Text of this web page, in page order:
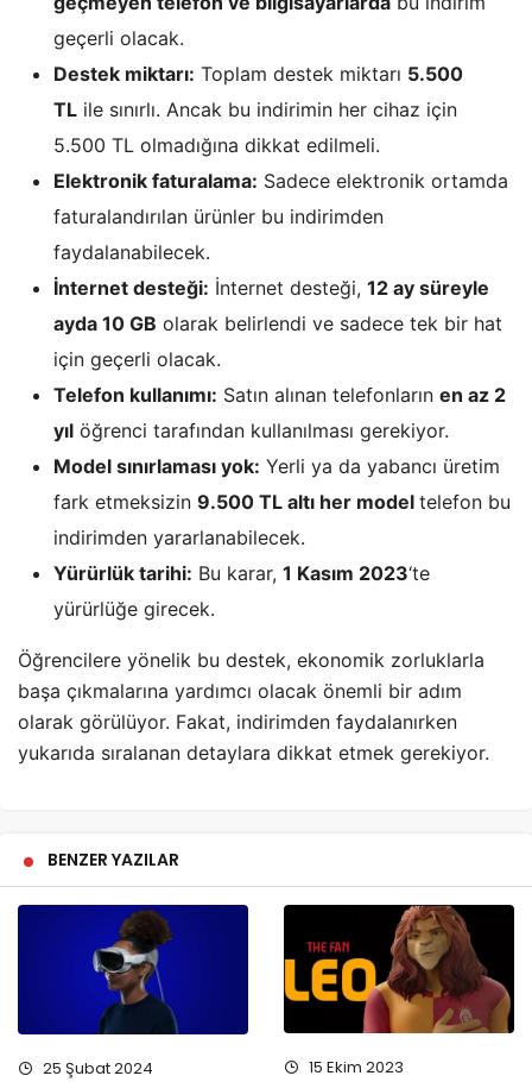
geçerli olacak.
Destek miktarı: Toplam destek miktarı 5.500
TL ile sınırlı. Ancak bu indirimin her cihaz için
5.500 TL olmadığına dikkat edilmeli.
Elektronik faturalama: Sadece elektronik ortamda
faturalandırılan ürünler bu indirimden
faydalanabilecek.
İnternet desteği: İnternet desteği, 12 ay süreyle
ayda 10 GB olarak belirlendi ve sadece tek bir hat
için geçerli olacak.
Telefon kullanımı: Satın alınan telefonların en az 2
yıl öğrenci tarafından kullanılması gerekiyor.
Model sınırlaması yok: Yerli ya da yabancı üretim
fark etmeksizin 9.500 TL altı her model telefon bu
indirimden yararlanabilecek.
Yürürlük tarihi: Bu karar, 1 Kasım 2023‘te
yürürlüğe girecek.
Öğrencilere yönelik bu destek, ekonomik zorluklarla
başa çıkmalarına yardımcı olacak önemli bir adım
olarak görülüyor. Fakat, indirimden faydalanırken
yukarıda sıralanan detaylara dikkat etmek gerekiyor.
BENZER YAZILAR
25 Şubat 2024 15 Ekim 2023